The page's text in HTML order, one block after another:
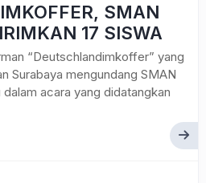
SMAN
17 SISWA
“Deutschlandimkoffer” yang
Surabaya mengundang SMAN
acara yang didatangkan